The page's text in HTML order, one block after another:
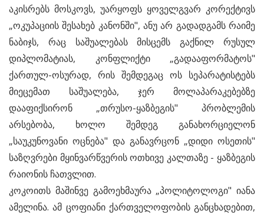
აკისრებს მოსკოვს, უარყოფს ყოველგვარ კორექტივს
„ოკუპაციის შესახებ კანონში", ანუ არ გადადგამს რაიმე
ნაბიჯს, რაც საშუალებას მისცემს გაქნილ რუსულ
დიპლომატიას, კონფლიქტი „გადააფორმატოს"
ქართულ-ოსურად, რის შემდეგაც ოს სეპარატისტებს
მიეცემათ საშუალება, ჯერ მოლაპარაკებებზე
დააფიქსირონ „თრუსო-ყაზბეგის" პრობლემის
არსებობა, ხოლო შემდეგ განახორციელონ
„საუკუნოვანი ოცნება" და განავრცონ „დიდი ოსეთის"
საზღვრები მყინვარწვერის ოთხივე კალთაზე - ყაზბეგის
რაიონის ჩათვლით.
კოკოითს მაშინვე გამოეხმაურა „პოლიტოლოგი" იანა
ამელინა. ამ ცოფიანი ქართველოფობის განცხადებით,